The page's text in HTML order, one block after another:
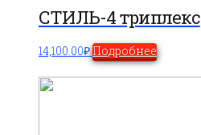
СТИЛЬ-4 триплекс
14,100.00₽ Подробнее